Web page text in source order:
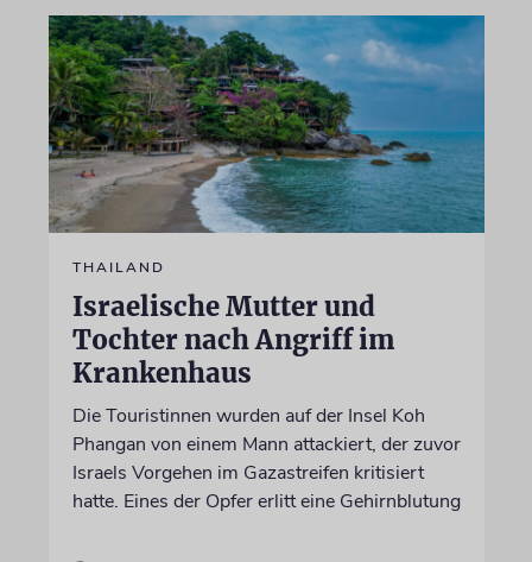
THAILAND
Israelische Mutter und
Tochter nach Angriff im
Krankenhaus
Die Touristinnen wurden auf der Insel Koh
Phangan von einem Mann attackiert, der zuvor
Israels Vorgehen im Gazastreifen kritisiert
hatte. Eines der Opfer erlitt eine Gehirnblutung